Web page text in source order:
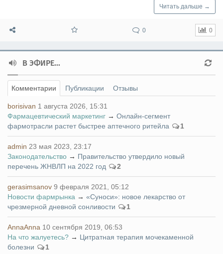
Читать дальше →
0 0
В ЭФИРЕ...
Комментарии Публикации Отзывы
borisivan 1 августа 2026, 15:31
Фармацевтический маркетинг → Онлайн-сегмент
фармотрасли растет быстрее аптечного ритейла
1
admin 23 мая 2023, 23:17
Законодательство → Правительство утвердило новый
перечень ЖНВЛП на 2022 год
2
gerasimsanov 9 февраля 2021, 05:12
Новости фармрынка → «Суноси»: новое лекарство от
чрезмерной дневной сонливости
1
AnnaAnna 10 сентября 2019, 06:53
На что жалуетесь? → Цитратная терапия мочекаменной
болезни
1